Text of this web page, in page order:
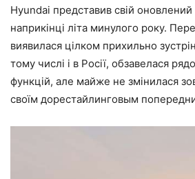
Hyundai представив свій
наприкінці літа минулого року.
виявилася цілком прихильно
тому числі і в Росії, обзавелася
функцій, але майже не змінилася
своїм дорестайлинговым